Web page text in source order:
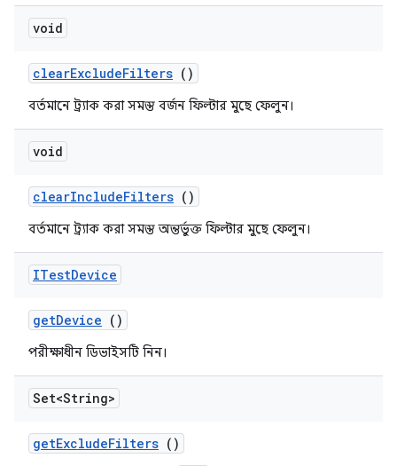
void
clearExcludeFilters ()
বর্তমানে ট্র্যাক করা সমস্ত বর্জন ফিল্টার মুছে ফেলুন।
void
clearIncludeFilters ()
বর্তমানে ট্র্যাক করা সমস্ত অন্তর্ভুক্ত ফিল্টার মুছে ফেলুন।
ITestDevice
getDevice ()
পরীক্ষাধীন ডিভাইসটি নিন।
Set<String>
getExcludeFilters ()